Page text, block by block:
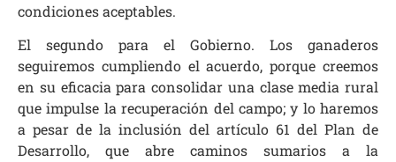
condiciones aceptables.
El segundo para el Gobierno. Los ganaderos
seguiremos cumpliendo el acuerdo, porque creemos
en su eficacia para consolidar una clase media rural
que impulse la recuperación del campo; y lo haremos
a pesar de la inclusión del artículo 61 del Plan de
Desarrollo, que abre caminos sumarios a la